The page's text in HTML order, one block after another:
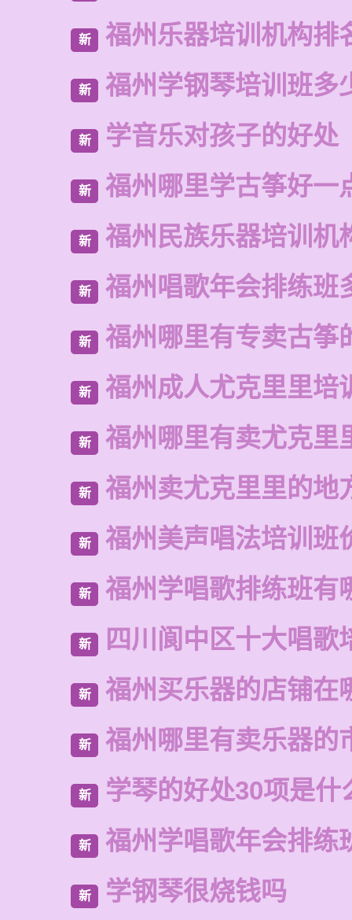
新 福州乐器培训机构排
新 福州学钢琴培训班多
新 学音乐对孩子的好处
新 福州哪里学古筝好一
新 福州民族乐器培训机
新 福州唱歌年会排练班
新 福州哪里有专卖古筝
新 福州成人尤克里里培
新 福州哪里有卖尤克里
新 福州卖尤克里里的地
新 福州美声唱法培训班
新 福州学唱歌排练班有
新 四川阆中区十大唱歌
新 福州买乐器的店铺在
新 福州哪里有卖乐器的
新 学琴的好处30项是什
新 福州学唱歌年会排练
新 学钢琴很烧钱吗